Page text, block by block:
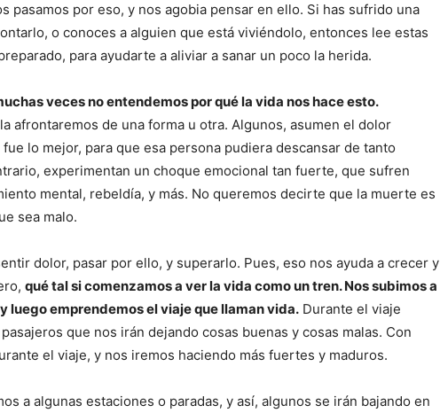
pasamos por eso, y nos agobia pensar en ello. Si has sufrido una
o conoces a alguien que está viviéndolo, entonces lee estas
para ayudarte a aliviar a sanar un poco la herida.
veces no entendemos por qué la vida nos hace esto.
afrontaremos de una forma u otra. Algunos, asumen el dolor
lo mejor, para que esa persona pudiera descansar de tanto
experimentan un choque emocional tan fuerte, que sufren
mental, rebeldía, y más. No queremos decirte que la muerte es
sea malo.
dolor, pasar por ello, y superarlo. Pues, eso nos ayuda a crecer y
qué tal si comenzamos a ver la vida como un tren. Nos subimos a
luego emprendemos el viaje que llaman vida. Durante el viaje
que nos irán dejando cosas buenas y cosas malas. Con
el viaje, y nos iremos haciendo más fuertes y maduros.
a algunas estaciones o paradas, y así, algunos se irán bajando en